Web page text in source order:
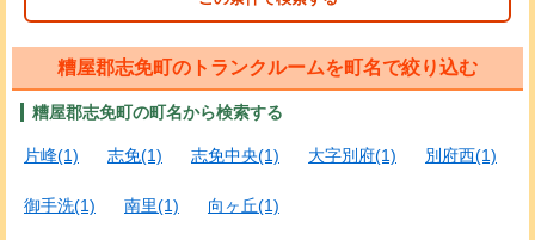
糟屋郡志免町のトランクルームを町名で絞り込む
糟屋郡志免町の町名から検索する
片峰(1) 志免(1) 志免中央(1) 大字別府(1) 別府西(1)
御手洗(1) 南里(1) 向ヶ丘(1)